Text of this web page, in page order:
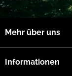
Mehr über uns
Informationen